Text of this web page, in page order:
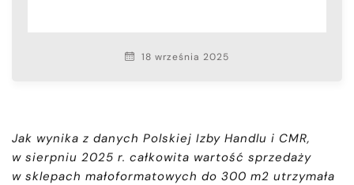
18 września 2025
Jak wynika z danych Polskiej Izby Handlu i CMR,
w sierpniu 2025 r. całkowita wartość sprzedaży
w sklepach małoformatowych do 300 m2 utrzymała